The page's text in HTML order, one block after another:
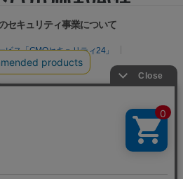
セキュリティ事業について
ス「GMOセキュリティ24」
リスク診断
）